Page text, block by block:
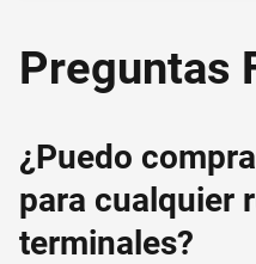
Preguntas
¿Puedo
para cualquier
terminales?